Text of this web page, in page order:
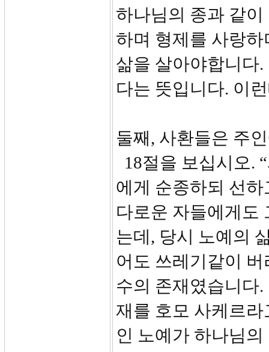
하나님의 종과 같
하며 형제를 사랑
삶을 살아야합니다
다는 뜻입니다. 이
둘째, 사환들은 주
18절을 보십시오.
에게 순종하되 선
다로운 자들에게도
는데, 당시 노예의
어도 쓰레기같이
수의 존재였습니다
재를 호모 사케르
인 노예가 하나님